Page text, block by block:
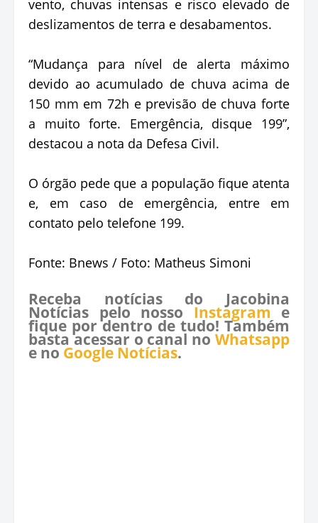
vento, chuvas intensas e risco elevado de
deslizamentos de terra e desabamentos.
“Mudança para nível de alerta máximo
devido ao acumulado de chuva acima de
150 mm em 72h e previsão de chuva forte
a muito forte. Emergência, disque 199”,
destacou a nota da Defesa Civil.
O órgão pede que a população fique atenta
e, em caso de emergência, entre em
contato pelo telefone 199.
Fonte: Bnews / Foto: Matheus Simoni
Receba notícias do Jacobina
Notícias pelo nosso Instagram e
fique por dentro de tudo! Também
basta acessar o canal no Whatsapp
e no Google Notícias.